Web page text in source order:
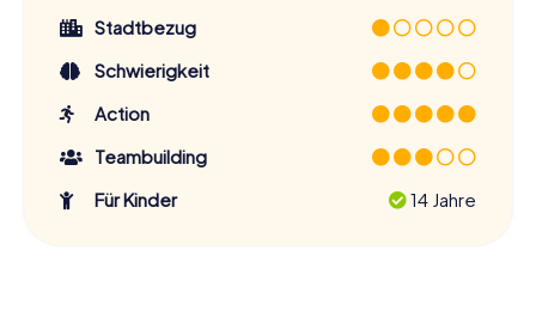
Stadtbezug
Schwierigkeit
Action
Teambuilding
Für Kinder
14 Jahre